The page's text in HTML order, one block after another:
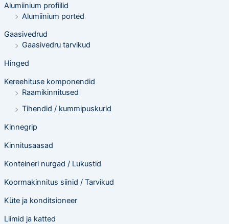
i
n
g
Alumiinium profiilid
Alumiinium ported
Gaasivedrud
Gaasivedru tarvikud
Hinged
Kereehituse komponendid
Raamikinnitused
Tihendid / kummipuskurid
Kinnegrip
Kinnitusaasad
Konteineri nurgad / Lukustid
Koormakinnitus siinid / Tarvikud
Küte ja konditsioneer
Liimid ja katted